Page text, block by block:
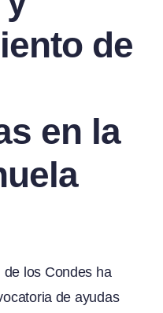
de
en la
los Condes ha
de ayudas